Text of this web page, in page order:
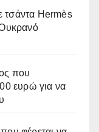
τσάντα Hermès
που
ευρώ για να